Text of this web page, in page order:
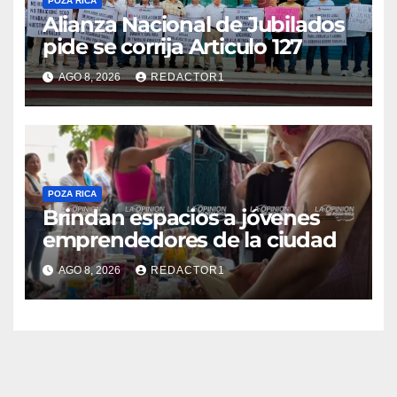
Alianza Nacional de Jubilados
pide se corrija Articulo 127
AGO 8, 2026 REDACTOR1
POZA RICA
Brindan espacios a jóvenes
emprendedores de la ciudad
AGO 8, 2026 REDACTOR1